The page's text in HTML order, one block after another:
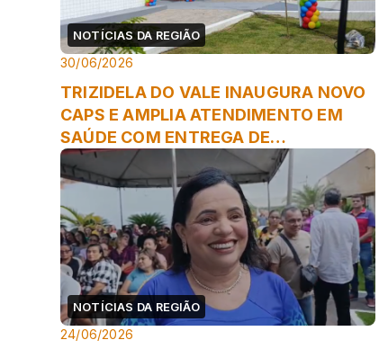
NOTÍCIAS DA REGIÃO
30/06/2026
TRIZIDELA DO VALE INAUGURA NOVO
CAPS E AMPLIA ATENDIMENTO EM
SAÚDE COM ENTREGA DE
ODONTOMÓVEL
NOTÍCIAS DA REGIÃO
24/06/2026